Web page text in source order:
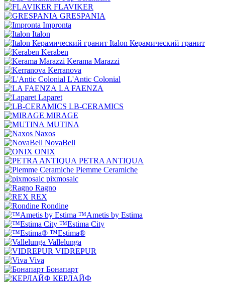
FLAVIKER
GRESPANIA
Impronta
Italon
Italon Керамический гранит
Keraben
Kerama Marazzi
Kerranova
L'Antic Colonial
LA FAENZA
Laparet
LB-CERAMICS
MIRAGE
MUTINA
Naxos
NovaBell
ONIX
PETRA ANTIQUA
Piemme Ceramiche
pixmosaic
Ragno
REX
Rondine
™Ametis by Estima
™Estima City
™Estima®
Vallelunga
VIDREPUR
Viva
Бонапарт
КЕРЛАЙФ